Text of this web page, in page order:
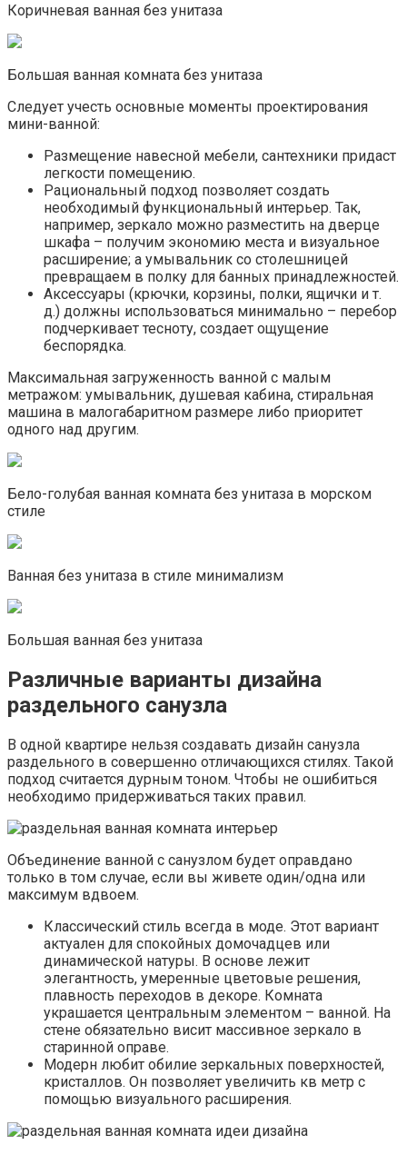
Коричневая ванная без унитаза
Большая ванная комната без унитаза
Следует учесть основные моменты проектирования
мини-ванной:
Размещение навесной мебели, сантехники придаст
легкости помещению.
Рациональный подход позволяет создать
необходимый функциональный интерьер. Так,
например, зеркало можно разместить на дверце
шкафа – получим экономию места и визуальное
расширение; а умывальник со столешницей
превращаем в полку для банных принадлежностей.
Аксессуары (крючки, корзины, полки, ящички и т.
д.) должны использоваться минимально – перебор
подчеркивает тесноту, создает ощущение
беспорядка.
Максимальная загруженность ванной с малым
метражом: умывальник, душевая кабина, стиральная
машина в малогабаритном размере либо приоритет
одного над другим.
Бело-голубая ванная комната без унитаза в морском
стиле
Ванная без унитаза в стиле минимализм
Большая ванная без унитаза
Различные варианты дизайна
раздельного санузла
В одной квартире нельзя создавать дизайн санузла
раздельного в совершенно отличающихся стилях. Такой
подход считается дурным тоном. Чтобы не ошибиться
необходимо придерживаться таких правил.
Объединение ванной с санузлом будет оправдано
только в том случае, если вы живете один/одна или
максимум вдвоем.
Классический стиль всегда в моде. Этот вариант
актуален для спокойных домочадцев или
динамической натуры. В основе лежит
элегантность, умеренные цветовые решения,
плавность переходов в декоре. Комната
украшается центральным элементом – ванной. На
стене обязательно висит массивное зеркало в
старинной оправе.
Модерн любит обилие зеркальных поверхностей,
кристаллов. Он позволяет увеличить кв метр с
помощью визуального расширения.